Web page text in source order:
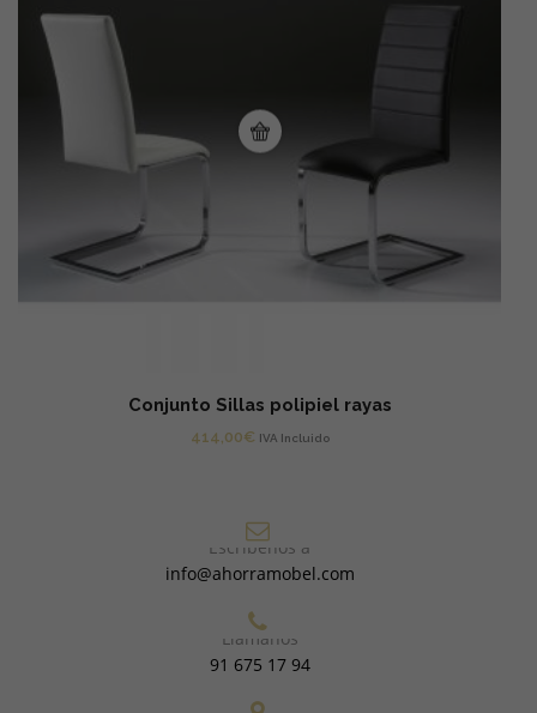
Conjunto Sillas polipiel rayas
414,00€ IVA Incluido
Escríbenos a
info@ahorramobel.com
Llámanos
91 675 17 94